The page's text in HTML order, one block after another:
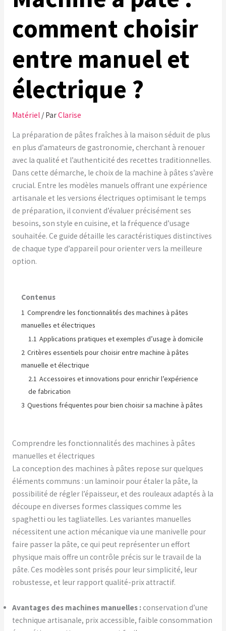
comment choisir
entre manuel et
électrique ?
Matériel/ ParClarise
La préparation de pâtes fraîches à la maison séduit de plus
en plus d’amateurs de gastronomie, cherchant à renouer
avec la qualité et l’authenticité des recettes traditionnelles.
Dans cette démarche, le choix de la machine à pâtes s’avère
crucial. Entre les modèles manuels offrant une expérience
artisanale et les versions électriques optimisant le temps
de préparation, il convient d’évaluer précisément ses
besoins, son style en cuisine, et la fréquence d’usage
souhaitée. Ce guide détaille les caractéristiques distinctives
de chaque type d’appareil pour orienter vers la meilleure
option.
Contenus
1 Comprendre les fonctionnalités des machines à pâtes
manuelles et électriques
1.1 Applications pratiques et exemples d’usage à domicile
2 Critères essentiels pour choisir entre machine à pâtes
manuelle et électrique
2.1 Accessoires et innovations pour enrichir l’expérience
de fabrication
3 Questions fréquentes pour bien choisir sa machine à pâtes
Comprendre les fonctionnalités des machines à pâtes
manuelles et électriques
La conception des machines à pâtes repose sur quelques
éléments communs : un laminoir pour étaler la pâte, la
possibilité de régler l’épaisseur, et des rouleaux adaptés à la
découpe en diverses formes classiques comme les
spaghetti ou les tagliatelles. Les variantes manuelles
nécessitent une action mécanique via une manivelle pour
faire passer la pâte, ce qui peut représenter un effort
physique mais offre un contrôle précis sur le travail de la
pâte. Ces modèles sont prisés pour leur simplicité, leur
robustesse, et leur rapport qualité-prix attractif.
Avantages des machines manuelles :conservation d’une
technique artisanale, prix accessible, faible consommation